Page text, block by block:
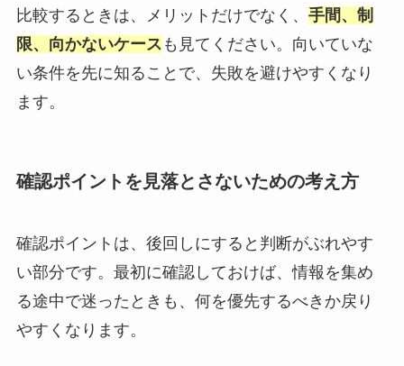
比較するときは、メリットだけでなく、 手間、制
限、向かないケース も見てください。向いていな
い条件を先に知ることで、失敗を避けやすくなり
ます。
確認ポイントを見落とさないための考え方
確認ポイントは、後回しにすると判断がぶれやす
い部分です。最初に確認しておけば、情報を集め
る途中で迷ったときも、何を優先するべきか戻り
やすくなります。